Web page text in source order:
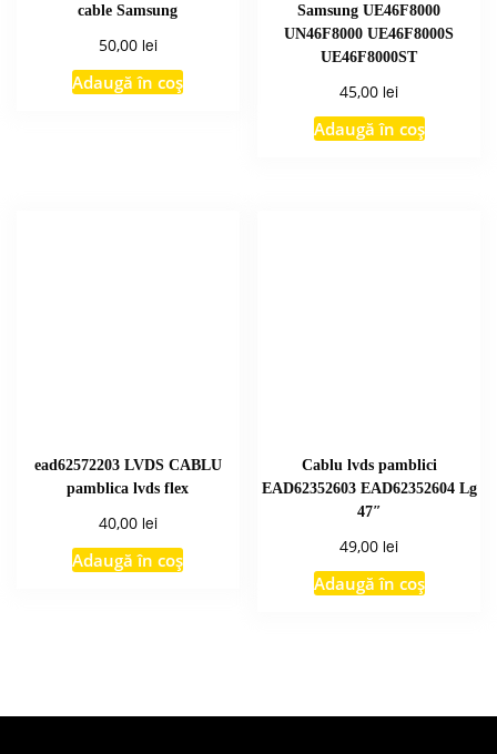
cable Samsung
50,00 lei
Adaugă în coș
Samsung UE46F8000
UN46F8000 UE46F8000S
UE46F8000ST
45,00 lei
Adaugă în coș
ead62572203 LVDS CABLU
pamblica lvds flex
40,00 lei
Adaugă în coș
Cablu lvds pamblici
EAD62352603 EAD62352604 Lg
47″
49,00 lei
Adaugă în coș